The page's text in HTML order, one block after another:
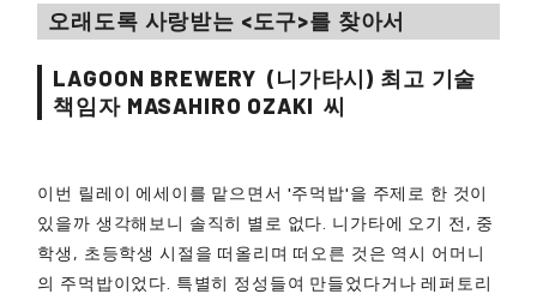
오래도록 사랑받는 <도구>를 찾아서
LAGOON BREWERY (니가타시) 최고 기술
책임자 MASAHIRO OZAKI 씨
이번 릴레이 에세이를 맡으면서 '주먹밥'을 주제로 한 것이
있을까 생각해보니 솔직히 별로 없다. 니가타에 오기 전, 중
학생, 초등학생 시절을 떠올리며 떠오른 것은 역시 어머니
의 주먹밥이었다. 특별히 정성들여 만들었다거나 레퍼토리